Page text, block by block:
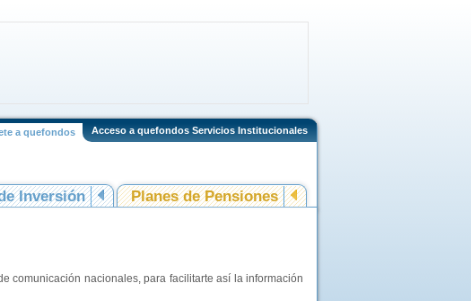
Acceso a quefondos Servicios Institucionales
a quefondos
Inversión
Planes de Pensiones
comunicación nacionales, para facilitarte así la información